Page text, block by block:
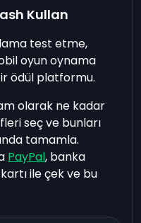
Kullan
test etme,
oyun oynama
ödül platformu.
olarak ne kadar
seç ve bunları
tamamla.
PayPal, banka
ile çek ve bu